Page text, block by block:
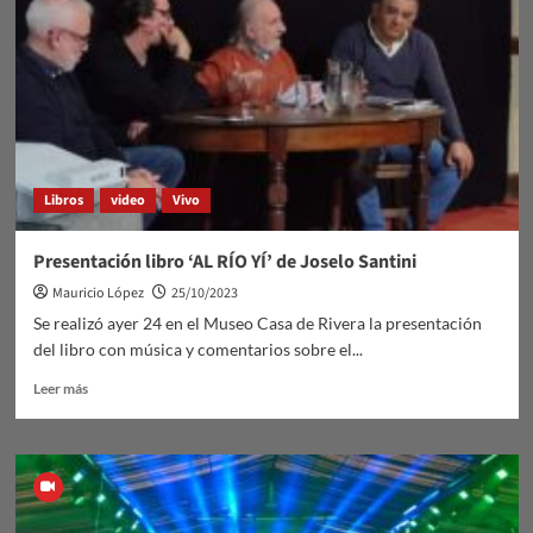
Libros video Vivo
Presentación libro ‘AL RÍO YÍ’ de Joselo Santini
Mauricio López
25/10/2023
Se realizó ayer 24 en el Museo Casa de Rivera la presentación
del libro con música y comentarios sobre el...
Leer másLeer
Presentación
libro
‘AL
RÍO